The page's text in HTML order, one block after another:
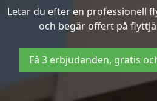
Letar du efter en professionell
och begär offert på
Få 3 erbjudanden, gratis